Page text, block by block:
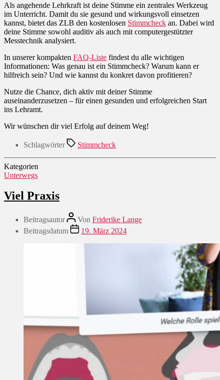
Als angehende Lehrkraft ist deine Stimme ein zentrales Werkzeug
im Unterricht. Damit du sie gesund und wirkungsvoll einsetzen
kannst, bietet das ZLB den kostenlosen Stimmcheck an. Dabei wird
deine Stimme sowohl auditiv als auch mit computergestützter
Messtechnik analysiert.
In unserer kompakten FAQ-Liste findest du alle wichtigen
Informationen: Was genau ist ein Stimmcheck? Warum kann er
hilfreich sein? Und wie kannst du konkret davon profitieren?
Nutze die Chance, dich aktiv mit deiner Stimme
auseinanderzusetzen – für einen gesunden und erfolgreichen Start
ins Lehramt.
Wir wünschen dir viel Erfolg auf deinem Weg!
Schlagwörter Stimmcheck
Kategorien
Unterwegs
Viel Praxis
Beitragsautor Von Friderike Lange
Beitragsdatum
19. März 2024